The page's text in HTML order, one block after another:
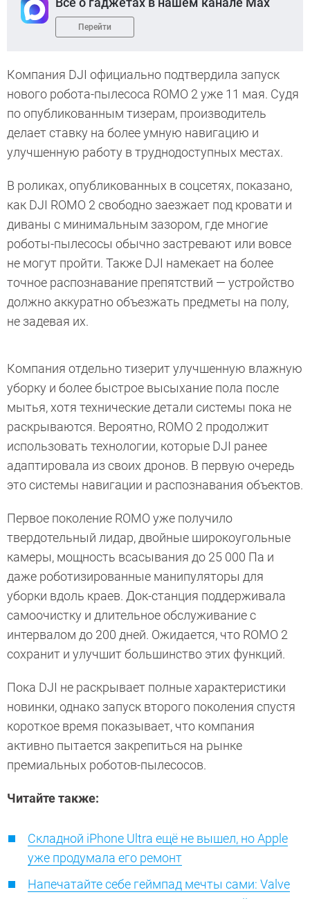
Перейти
Компания DJI официально подтвердила запуск
нового робота-пылесоса ROMO 2 уже 11 мая. Судя
по опубликованным тизерам, производитель
делает ставку на более умную навигацию и
улучшенную работу в труднодоступных местах.
В роликах, опубликованных в соцсетях, показано,
как DJI ROMO 2 свободно заезжает под кровати и
диваны с минимальным зазором, где многие
роботы-пылесосы обычно застревают или вовсе
не могут пройти. Также DJI намекает на более
точное распознавание препятствий — устройство
должно аккуратно объезжать предметы на полу,
не задевая их.
Компания отдельно тизерит улучшенную влажную
уборку и более быстрое высыхание пола после
мытья, хотя технические детали системы пока не
раскрываются. Вероятно, ROMO 2 продолжит
использовать технологии, которые DJI ранее
адаптировала из своих дронов. В первую очередь
это системы навигации и распознавания объектов.
Первое поколение ROMO уже получило
твердотельный лидар, двойные широкоугольные
камеры, мощность всасывания до 25 000 Па и
даже роботизированные манипуляторы для
уборки вдоль краев. Док-станция поддерживала
самоочистку и длительное обслуживание с
интервалом до 200 дней. Ожидается, что ROMO 2
сохранит и улучшит большинство этих функций.
Пока DJI не раскрывает полные характеристики
новинки, однако запуск второго поколения спустя
короткое время показывает, что компания
активно пытается закрепиться на рынке
премиальных роботов-пылесосов.
Читайте также:
Складной iPhone Ultra ещё не вышел, но Apple
уже продумала его ремонт
Напечатайте себе геймпад мечты сами: Valve